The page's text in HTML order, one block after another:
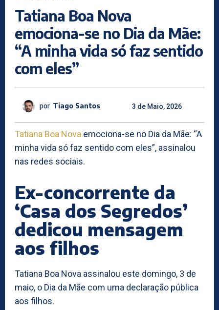
Tatiana Boa Nova
emociona-se no Dia da Mãe:
“A minha vida só faz sentido
com eles”
por Tiago Santos 3 de Maio, 2026
Tatiana Boa Nova emociona-se no Dia da Mãe: “A
minha vida só faz sentido com eles”, assinalou
nas redes sociais.
Ex-concorrente da
‘Casa dos Segredos’
dedicou mensagem
aos filhos
Tatiana Boa Nova assinalou este domingo, 3 de
maio, o Dia da Mãe com uma declaração pública
aos filhos.